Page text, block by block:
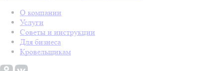
О компании
Услуги
Советы и инструкции
Для бизнеса
Кровельщикам